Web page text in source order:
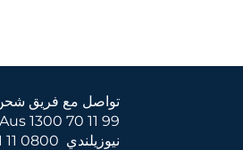
تواصل مع فريق شحن
Aus 1300 70 11 99
نيوزيلندي 0800 11 11 51